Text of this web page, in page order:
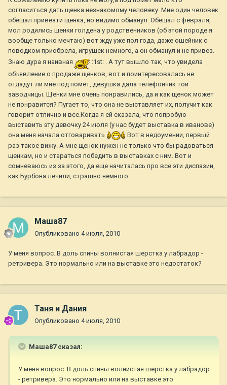
согласиться дать щенка незнакомому человеку. Мне один человек
обещал привезти щенка, но видимо обманул. Обещал с февраля,
мол родились щенки голдена у родственников (об этой породе я
вообще только мечтаю) вот жду уже пол года, даже ошейник с
поводком приобрела, игрушек немного, а он обманул и не привез.
Знаю дура я наивная
:1st: . А тут вышло так, что увидела
объявление о продаже щенков, вот и поинтересовалась не
отдадут ли мне под помет, девушка дала телефончик той
заводчицы. Щенки мне очень понравились, да и как щенок может
не понравится? Пугает то, что она не выставляет их, получит как
говорит отлично и все.Когда я ей сказала, что попробую
выставить эту девочку 24 июля (у нас будет выставка в иванове)
она меня начала отговаривать
Вот в недоумении, первый
раз такое вижу. А мне щенок нужен не только что бы радоваться
щенкам, но и стараться победить в выставках с ним. Вот и
сомневаюсь из за этого, да еще начиталась про все эти диспазии,
как Бурбона лечили, страшно немного.
Маша87
Опубликовано 4 июля, 2010
У меня вопрос. В доль спины волнистая шерстка у лабрадор -
ретривера. Это нормально или на выставке это недостаток?
Таня и Дания
Опубликовано 4 июля, 2010
Маша87 сказал:
У меня вопрос. В доль спины волнистая шерстка у лабрадор
- ретривера. Это нормально или на выставке это